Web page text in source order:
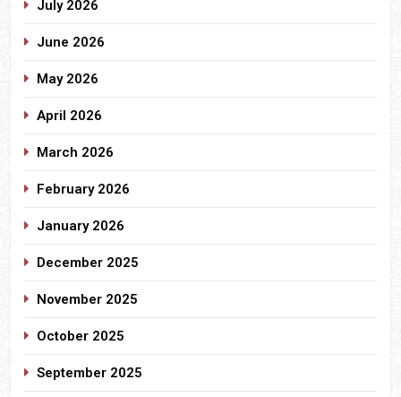
July 2026
June 2026
May 2026
April 2026
March 2026
February 2026
January 2026
December 2025
November 2025
October 2025
September 2025